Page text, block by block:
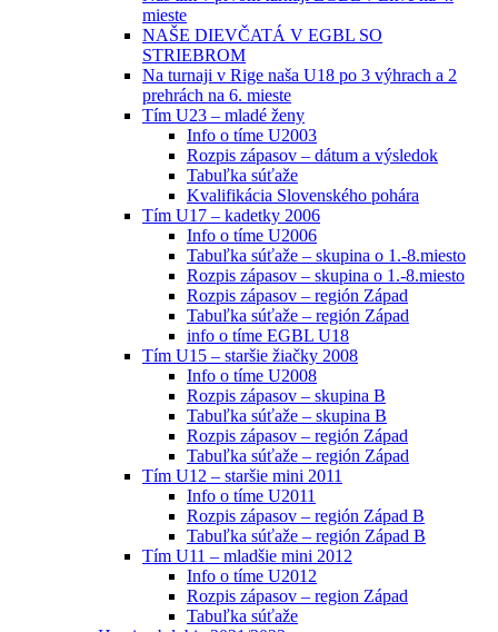
mieste
NAŠE DIEVČATÁ V EGBL SO
STRIEBROM
Na turnaji v Rige naša U18 po 3 výhrach a 2
prehrách na 6. mieste
Tím U23 – mladé ženy
Info o tíme U2003
Rozpis zápasov – dátum a výsledok
Tabuľka súťaže
Kvalifikácia Slovenského pohára
Tím U17 – kadetky 2006
Info o tíme U2006
Tabuľka súťaže – skupina o 1.-8.miesto
Rozpis zápasov – skupina o 1.-8.miesto
Rozpis zápasov – región Západ
Tabuľka súťaže – región Západ
info o tíme EGBL U18
Tím U15 – staršie žiačky 2008
Info o tíme U2008
Rozpis zápasov – skupina B
Tabuľka súťaže – skupina B
Rozpis zápasov – región Západ
Tabuľka súťaže – región Západ
Tím U12 – staršie mini 2011
Info o tíme U2011
Rozpis zápasov – región Západ B
Tabuľka súťaže – región Západ B
Tím U11 – mladšie mini 2012
Info o tíme U2012
Rozpis zápasov – region Západ
Tabuľka súťaže